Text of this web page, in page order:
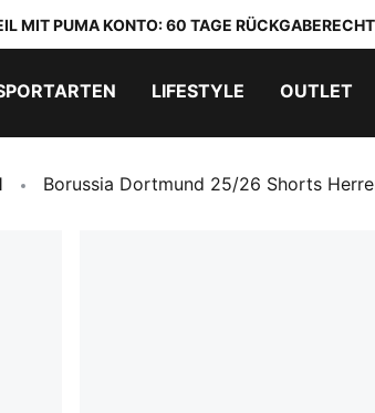
MIT PUMA KONTO: 60 TAGE
LIFESTYLE OUTLET
Borussia Dortmund 25/26 Shorts